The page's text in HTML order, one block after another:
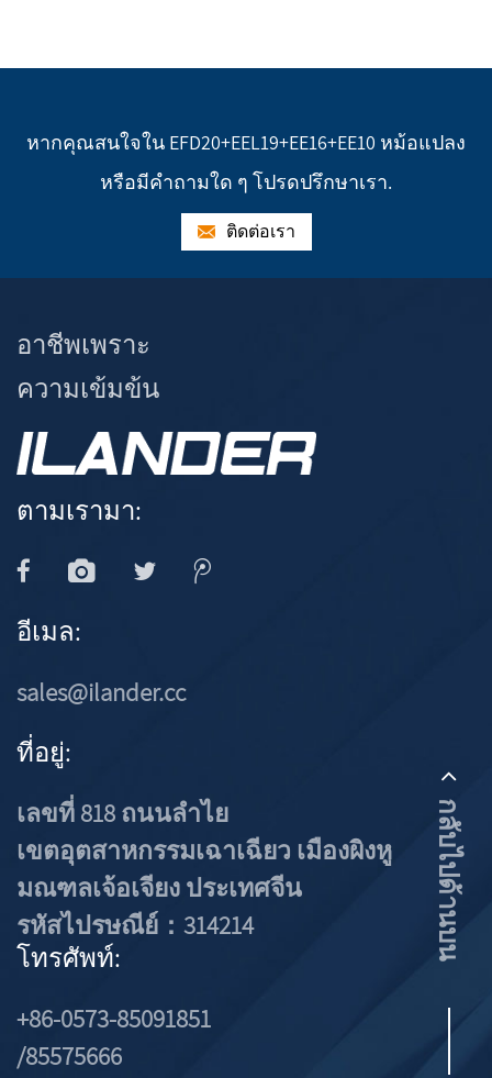
หากคุณสนใจใน EFD20+EEL19+EE16+EE10 หม้อแปลง
หรือมีคำถามใด ๆ โปรดปรึกษาเรา.
ติดต่อเรา
อาชีพเพราะ
ความเข้มข้น
ตามเรามา:
อีเมล:
sales@ilander.cc
ที่อยู่:
เลขที่ 818 ถนนลำไย
เขตอุตสาหกรรมเฉาเฉียว เมืองผิงหู
มณฑลเจ้อเจียง ประเทศจีน
รหัสไปรษณีย์：314214
โทรศัพท์:
+86-0573-85091851
/85575666
กลับไปด้านบน